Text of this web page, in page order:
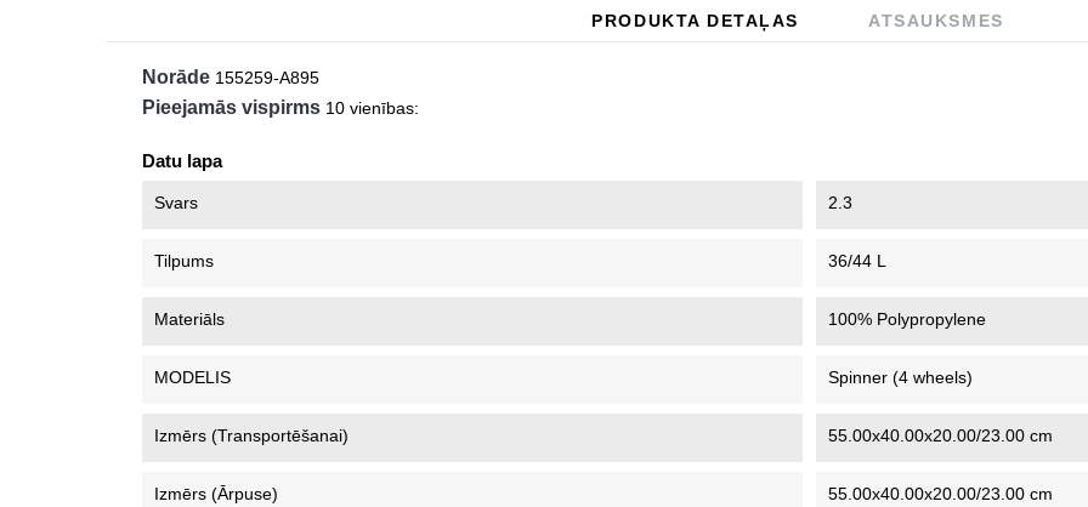
PRODUKTA DETAĻAS ATSAUKSMES
Norāde 155259-A895
Pieejamās vispirms 10 vienības:
Datu lapa
Svars 2.3
Tilpums 36/44 L
Materiāls 100% Polypropylene
MODELIS Spinner (4 wheels)
Izmērs (Transportēšanai) 55.00x40.00x20.00/23.00 cm
Izmērs (ārpuse) 55.00x40.00x20.00/23.00 cm